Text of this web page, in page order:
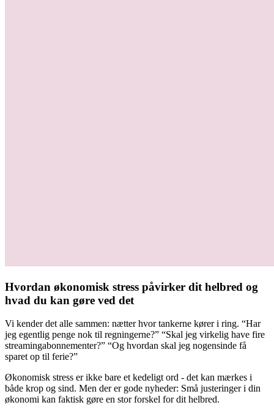
Hvordan økonomisk stress påvirker dit helbred og
hvad du kan gøre ved det
Vi kender det alle sammen: nætter hvor tankerne kører i ring. “Har
jeg egentlig penge nok til regningerne?” “Skal jeg virkelig have fire
streamingabonnementer?” “Og hvordan skal jeg nogensinde få
sparet op til ferie?”
Økonomisk stress er ikke bare et kedeligt ord - det kan mærkes i
både krop og sind. Men der er gode nyheder: Små justeringer i din
økonomi kan faktisk gøre en stor forskel for dit helbred.